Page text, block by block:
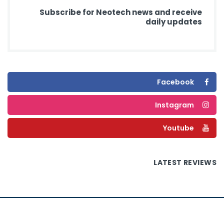
Subscribe for Neotech news and receive
daily updates
Facebook
Instagram
Youtube
LATEST REVIEWS